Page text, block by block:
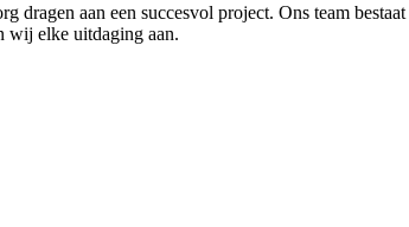
dragen aan een succesvol project. Ons team
wij elke uitdaging aan.